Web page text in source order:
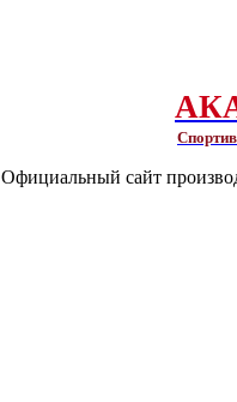
Официальный сайт